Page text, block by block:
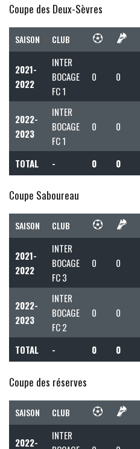
Coupe des Deux-Sèvres
SAISON CLUB
2021-
2022
INTER
BOCAGE
FC 1
0 0
2022-
2023
INTER
BOCAGE
FC 1
0 0
TOTAL - 0 0
Coupe Saboureau
SAISON CLUB
2021-
2022
INTER
BOCAGE
FC 3
0 0
2022-
2023
INTER
BOCAGE
FC 2
0 0
TOTAL - 0 0
Coupe des réserves
SAISON CLUB
2022-
INTER